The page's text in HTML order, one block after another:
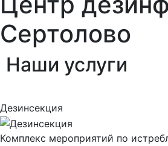
Сертолово
Наши услуги
Дезинсекция
Комплекс мероприятий по